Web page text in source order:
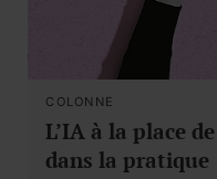
COLONNE
L’IA à la place
dans la pratique